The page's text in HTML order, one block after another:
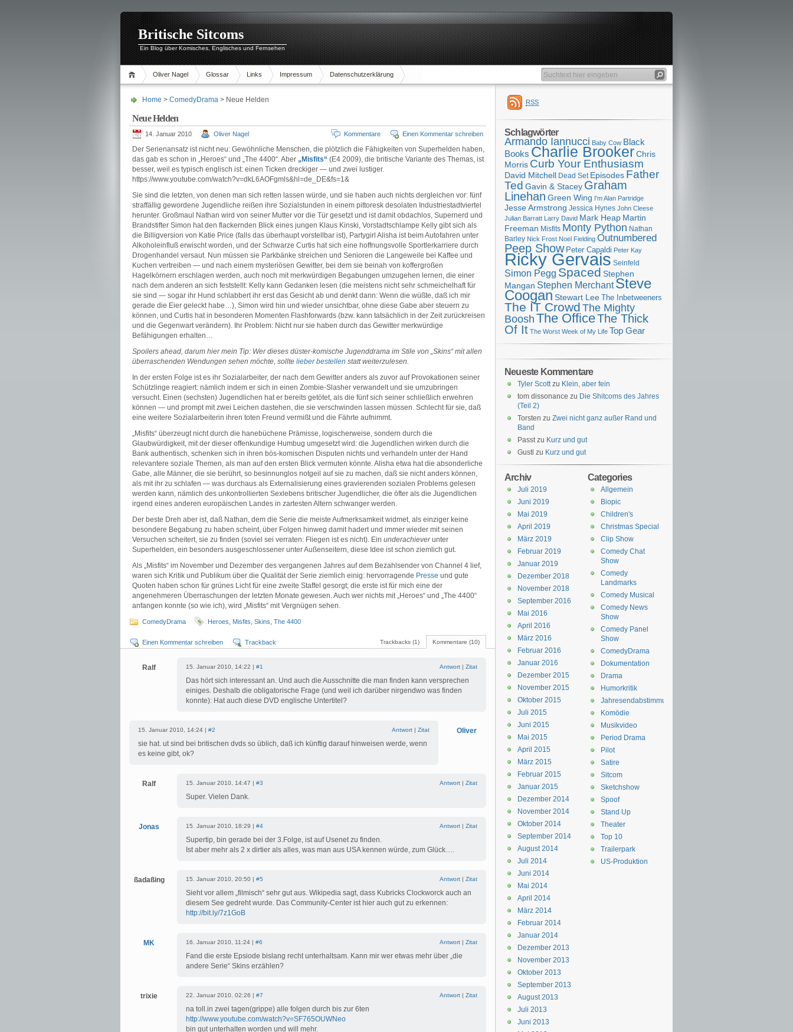
Britische Sitcoms
Ein Blog über Komisches, Englisches und Fernsehen
Oliver Nagel Glossar Links Impressum Datenschutzerklärung
Home > ComedyDrama > Neue Helden
Neue Helden
14. Januar 2010 Oliver Nagel Einen Kommentar schreiben
Kommentare
Der Serienansatz ist nicht neu: Gewöhnliche Menschen, die plötzlich die Fähigkeiten von Superhelden haben,
das gab es schon in „Heroes“ und „The 4400“. Aber „Misfits“ (E4 2009), die britische Variante des Themas, ist
besser, weil es typisch englisch ist: einen Ticken dreckiger — und zwei lustiger.
https://www.youtube.com/watch?v=dkL6AOFgmls&hl=de_DE&fs=1&
Sie sind die letzten, von denen man sich retten lassen würde, und sie haben auch nichts dergleichen vor: fünf
straffällig gewordene Jugendliche reißen ihre Sozialstunden in einem pittoresk desolaten Industriestadtviertel
herunter. Großmaul Nathan wird von seiner Mutter vor die Tür gesetzt und ist damit obdachlos, Supernerd und
Brandstifter Simon hat den flackernden Blick eines jungen Klaus Kinski, Vorstadtschlampe Kelly gibt sich als
die Billigversion von Katie Price (falls das überhaupt vorstellbar ist), Partygirl Alisha ist beim Autofahren unter
Alkoholeinfluß erwischt worden, und der Schwarze Curtis hat sich eine hoffnungsvolle Sportlerkarriere durch
Drogenhandel versaut. Nun müssen sie Parkbänke streichen und Senioren die Langeweile bei Kaffee und
Kuchen vertreiben — und nach einem mysteriösen Gewitter, bei dem sie beinah von koffergroßen
Hagelkörnern erschlagen werden, auch noch mit merkwürdigen Begabungen umzugehen lernen, die einer
nach dem anderen an sich feststellt: Kelly kann Gedanken lesen (die meistens nicht sehr schmeichelhaft für
sie sind — sogar ihr Hund schlabbert ihr erst das Gesicht ab und denkt dann: Wenn die wüßte, daß ich mir
gerade die Eier geleckt habe…), Simon wird hin und wieder unsichtbar, ohne diese Gabe aber steuern zu
können, und Curtis hat in besonderen Momenten Flashforwards (bzw. kann tatsächlich in der Zeit zurückreisen
und die Gegenwart verändern). Ihr Problem: Nicht nur sie haben durch das Gewitter merkwürdige
Befähigungen erhalten…
Spoilers ahead, darum hier mein Tip: Wer dieses düster-komische Jugenddrama im Stile von „Skins“ mit allen
überraschenden Wendungen sehen möchte, sollte lieber bestellen statt weiterzulesen.
In der ersten Folge ist es ihr Sozialarbeiter, der nach dem Gewitter anders als zuvor auf Provokationen seiner
Schützlinge reagiert: nämlich indem er sich in einen Zombie-Slasher verwandelt und sie umzubringen
versucht. Einen (sechsten) Jugendlichen hat er bereits getötet, als die fünf sich seiner schließlich erwehren
können — und prompt mit zwei Leichen dastehen, die sie verschwinden lassen müssen. Schlecht für sie, daß
eine weitere Sozialarbeiterin ihren toten Freund vermißt und die Fährte aufnimmt.
„Misfits“ überzeugt nicht durch die hanebüchene Prämisse, logischerweise, sondern durch die
Glaubwürdigkeit, mit der dieser offenkundige Humbug umgesetzt wird: die Jugendlichen wirken durch die
Bank authentisch, schenken sich in ihren bös-komischen Disputen nichts und verhandeln unter der Hand
relevantere soziale Themen, als man auf den ersten Blick vermuten könnte. Alisha etwa hat die absonderliche
Gabe, alle Männer, die sie berührt, so besinnunglos notgeil auf sie zu machen, daß sie nicht anders können,
als mit ihr zu schlafen — was durchaus als Externalisierung eines gravierenden sozialen Problems gelesen
werden kann, nämlich des unkontrollierten Sexlebens britischer Jugendlicher, die öfter als die Jugendlichen
irgend eines anderen europäischen Landes in zartesten Altern schwanger werden.
Der beste Dreh aber ist, daß Nathan, dem die Serie die meiste Aufmerksamkeit widmet, als einziger keine
besondere Begabung zu haben scheint, über Folgen hinweg damit hadert und immer wieder mit seinen
Versuchen scheitert, sie zu finden (soviel sei verraten: Fliegen ist es nicht). Ein underachieverunter
Superhelden, ein besonders ausgeschlossener unter Außenseitern, diese Idee ist schon ziemlich gut.
Als „Misfits“ im November und Dezember des vergangenen Jahres auf dem Bezahlsender von Channel 4 lief,
waren sich Kritik und Publikum über die Qualität der Serie ziemlich einig: hervorragende Presse und gute
Quoten haben schon für grünes Licht für eine zweite Staffel gesorgt; die erste ist für mich eine der
angenehmeren Überraschungen der letzten Monate gewesen. Auch wer nichts mit „Heroes“ und „The 4400“
anfangen konnte (so wie ich), wird „Misfits“ mit Vergnügen sehen.
ComedyDrama Heroes Misfits Skins The 4400
Kommentare (10)
Trackbacks (1)
Einen Kommentar schreiben Trackback
Ralf 15. Januar 2010, 14:22 | #1 Antwort | Zitat
Das hört sich interessant an. Und auch die Ausschnitte die man finden kann versprechen
einiges. Deshalb die obligatorische Frage (und weil ich darüber nirgendwo was finden
konnte): Hat auch diese DVD englische Untertitel?
Oliver
15. Januar 2010, 14:24 | #2 Antwort | Zitat
sie hat. ut sind bei britischen dvds so üblich, daß ich künftig darauf hinweisen werde, wenn
es keine gibt, ok?
Ralf 15. Januar 2010, 14:47 | #3 Antwort | Zitat
Super. Vielen Dank.
Jonas 15. Januar 2010, 18:29 | #4 Antwort | Zitat
Supertip, bin gerade bei der 3.Folge, ist auf Usenet zu finden.
Ist aber mehr als 2 x dirtier als alles, was man aus USA kennen würde, zum Glück….
ßadaßing 15. Januar 2010, 20:50 | #5 Antwort | Zitat
Sieht vor allem „filmisch“ sehr gut aus. Wikipedia sagt, dass Kubricks Clockworck auch an
diesem See gedreht wurde. Das Community-Center ist hier auch gut zu erkennen:
http://bit.ly/7z1GoB
MK 16. Januar 2010, 11:24 | #6 Antwort | Zitat
Fand die erste Epsiode bislang recht unterhaltsam. Kann mir wer etwas mehr über „die
andere Serie“ Skins erzählen?
trixie 22. Januar 2010, 02:26 | #7 Antwort | Zitat
na toll.in zwei tagen(grippe) alle folgen durch bis zur 6ten
http://www.youtube.com/watch?v=SF765OUWNeo
bin gut unterhalten worden und will mehr.
RSS
Schlagwörter
Armando Iannucci Baby Cow Black
Books Charlie BrookerChris
Morris Curb Your Enthusiasm
David Mitchell Dead Set Episodes Father
Ted Gavin & Stacey Graham
Linehan Green Wing I'm Alan Partridge
Jesse Armstrong Jessica Hynes John Cleese
Julian Barratt Larry David Mark Heap Martin
Freeman Misfits Monty Python Nathan
Barley Nick Frost Noel Fielding Outnumbered
Peep Show Peter Capaldi Peter Kay
Ricky Gervais Seinfeld
Simon Pegg Spaced Stephen
Mangan Stephen Merchant Steve
CooganStewart Lee The Inbetweeners
The IT Crowd The Mighty
Boosh The OfficeThe Thick
Of It The Worst Week of My Life Top Gear
Neueste Kommentare
Tyler Scottzu Klein, aber fein
tom dissonance zu Die Shitcoms des Jahres
(Teil 2)
Torsten zu Zwei nicht ganz außer Rand und
Band
Passtzu Kurz und gut
Gustl zu Kurz und gut
Categories
Allgemein
Biopic
Children's
Christmas Special
Clip Show
Comedy Chat
Show
Comedy
Landmarks
Comedy Musical
Comedy News
Show
Comedy Panel
Show
ComedyDrama
Dokumentation
Drama
Humorkritik
Jahresendabstimmung
Komödie
Musikvideo
Period Drama
Pilot
Satire
Sitcom
Sketchshow
Spoof
Stand Up
Theater
Top 10
Trailerpark
US-Produktion
Archiv
Juli 2019
Juni 2019
Mai 2019
April 2019
März 2019
Februar 2019
Januar 2019
Dezember 2018
November 2018
September 2016
Mai 2016
April 2016
März 2016
Februar 2016
Januar 2016
Dezember 2015
November 2015
Oktober 2015
Juli 2015
Juni 2015
Mai 2015
April 2015
März 2015
Februar 2015
Januar 2015
Dezember 2014
November 2014
Oktober 2014
September 2014
August 2014
Juli 2014
Juni 2014
Mai 2014
April 2014
März 2014
Februar 2014
Januar 2014
Dezember 2013
November 2013
Oktober 2013
September 2013
August 2013
Juli 2013
Juni 2013